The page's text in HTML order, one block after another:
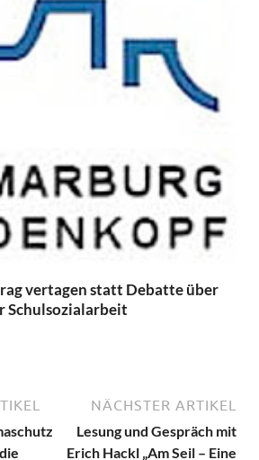
vertagen statt Debatte über
Schulsozialarbeit
NÄCHSTER ARTIKEL
Lesung und Gespräch mit
Erich Hackl „Am Seil – Eine